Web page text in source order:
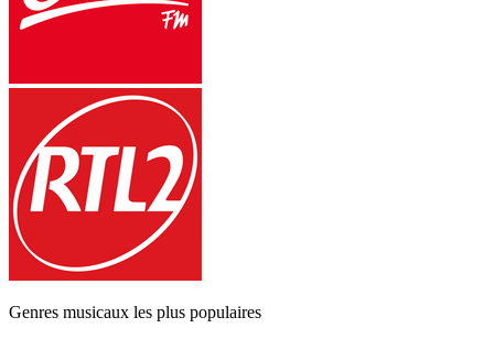
Genres musicaux les plus populaires